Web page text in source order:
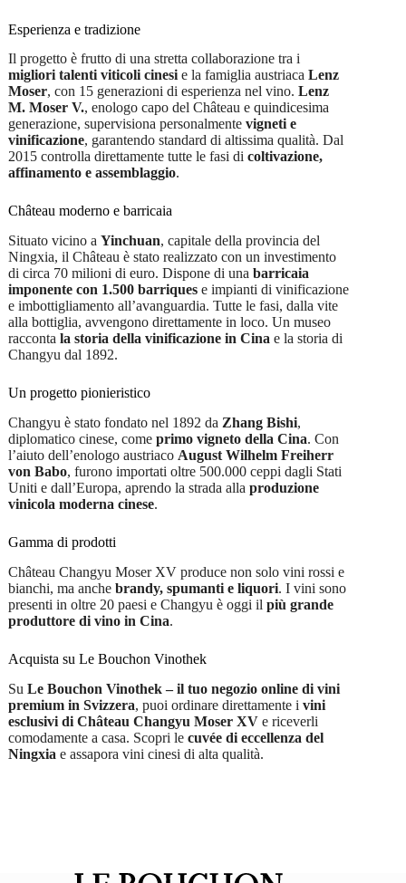
Esperienza e tradizione
Il progetto è frutto di una stretta collaborazione tra i
migliori talenti viticoli cinesie la famiglia austriaca Lenz
Moser, con 15 generazioni di esperienza nel vino. Lenz
M. Moser V., enologo capo del Château e quindicesima
generazione, supervisiona personalmente vigneti e
vinificazione, garantendo standard di altissima qualità. Dal
2015 controlla direttamente tutte le fasi di coltivazione,
affinamento e assemblaggio.
Château moderno e barricaia
Situato vicino a Yinchuan, capitale della provincia del
Ningxia, il Château è stato realizzato con un investimento
di circa 70 milioni di euro. Dispone di una barricaia
imponente con 1.500 barriquese impianti di vinificazione
e imbottigliamento all’avanguardia. Tutte le fasi, dalla vite
alla bottiglia, avvengono direttamente in loco. Un museo
racconta la storia della vinificazione in Cina e la storia di
Changyu dal 1892.
Un progetto pionieristico
Changyu è stato fondato nel 1892 da Zhang Bishi,
diplomatico cinese, come primo vigneto della Cina. Con
l’aiuto dell’enologo austriaco August Wilhelm Freiherr
von Babo, furono importati oltre 500.000 ceppi dagli Stati
Uniti e dall’Europa, aprendo la strada alla produzione
vinicola moderna cinese.
Gamma di prodotti
Château Changyu Moser XV produce non solo vini rossi e
bianchi, ma anche brandy, spumanti e liquori. I vini sono
presenti in oltre 20 paesi e Changyu è oggi il più grande
produttore di vino in Cina.
Acquista su Le Bouchon Vinothek
Su Le Bouchon Vinothek – il tuo negozio online di vini
premium in Svizzera, puoi ordinare direttamente i vini
esclusivi di Château Changyu Moser XVe riceverli
comodamente a casa. Scopri le cuvée di eccellenza del
Ningxia e assapora vini cinesi di alta qualità.